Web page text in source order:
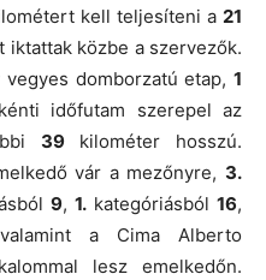
kell teljesíteni a 21
közbe a szervezők.
vegyes domborzatú etap, 1
időfutam szerepel az
39kilométer hosszú.
vár a mezőnyre, 3.
9, 1. kategóriásból 16,
a Cima Alberto
lesz emelkedőn.